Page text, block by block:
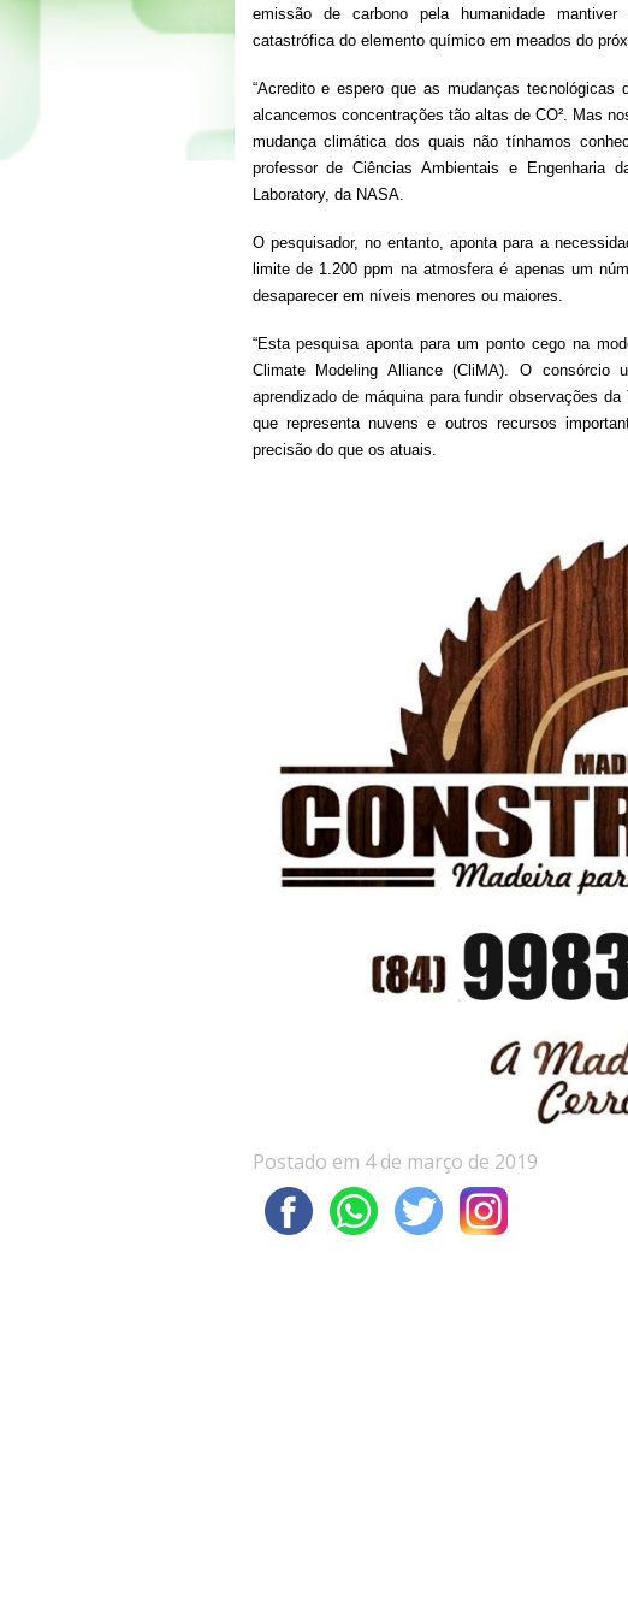
emissão de carbono pela humanidade
catastrófica do elemento químico em meados do
“Acredito e espero que as mudanças
alcancemos concentrações tão altas de CO². Mas
mudança climática dos quais não tínhamos
professor de Ciências Ambientais e Engenharia
Laboratory, da NASA.
O pesquisador, no entanto, aponta para a
limite de 1.200 ppm na atmosfera é apenas um
desaparecer em níveis menores ou maiores.
“Esta pesquisa aponta para um ponto cego na
Climate Modeling Alliance (CliMA). O
aprendizado de máquina para fundir observações
que representa nuvens e outros recursos
precisão do que os atuais.
Postado em 4 de março de 2019